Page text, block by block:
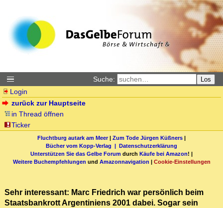
Suche: Los
Login
zurück zur Hauptseite
in Thread öffnen
Ticker
Fluchtburg autark am Meer| Zum Tode Jürgen Küßners |
Bücher vom Kopp-Verlag | Datenschutzerklärung
Unterstützen Sie das Gelbe Forum durch Käufe bei Amazon! |
Weitere Buchempfehlungen und Amazonnavigation | Cookie-Einstellungen
Sehr interessant: Marc Friedrich war persönlich beim
Staatsbankrott Argentiniens 2001 dabei. Sogar sein